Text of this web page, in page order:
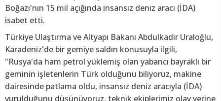
Boğazı'nın 15 mil açığında insansız deniz aracı (İDA)
isabet etti.
Türkiye Ulaştırma ve Altyapı Bakanı Abdulkadir Uraloğlu,
Karadeniz'de bir gemiye saldırı konusuyla ilgili,
"Rusya'da ham petrol yüklemiş olan yabancı bayraklı bir
geminin işletenlerin Türk olduğunu biliyoruz, makine
dairesinde patlama oldu, insansız deniz aracıyla (İDA)
vurulduğunu düşünüyoruz, teknik ekiplerimiz olay yerine